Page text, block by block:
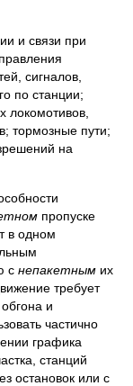
и связи при
сигналов,
по станции;
локомотивов,
тормозные пути;
на
пропуске
в одном
с непакетным их
требует
и
частично
графика
станций
остановок или с